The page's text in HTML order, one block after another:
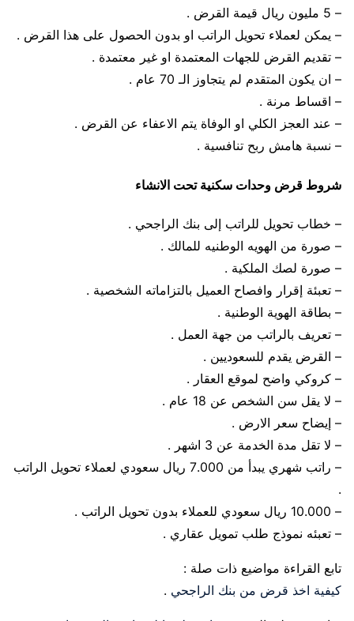
– 5 مليون ريال قيمة القرض .
– يمكن لعملاء تحويل الراتب او بدون الحصول على هذا القرض .
– تقديم القرض للجهات المعتمدة او غير معتمدة .
– ان يكون المتقدم لم يتجاوز الـ 70 عام .
– اقساط مرنة .
– عند العجز الكلي او الوفاة يتم الاعفاء عن القرض .
– نسبة هامش ربح تنافسية .
شروط قرض وحدات سكنية تحت الانشاء
– خطاب تحويل للراتب إلى بنك الراجحي .
– صورة من الهويه الوطنيه للمالك .
– صورة لصك الملكية .
– تعبئة إقرار وافصاح العميل بالتزاماته الشخصية .
– بطاقة الهوية الوطنية .
– تعريف بالراتب من جهة العمل .
– القرض يقدم للسعوديين .
– كروكي واضح لموقع العقار .
– لا يقل سن الشخص عن 18 عام .
– إيضاح سعر الارض .
– لا تقل مدة الخدمة عن 3 اشهر .
– راتب شهري يبدأ من 7.000 ريال سعودي لعملاء تحويل الراتب
.
– 10.000 ريال سعودي للعملاء بدون تحويل الراتب .
– تعبئه نموذج طلب تمويل عقاري .
تابع القراءة مواضيع ذات صلة :
كيفية اخذ قرض من بنك الراجحي .